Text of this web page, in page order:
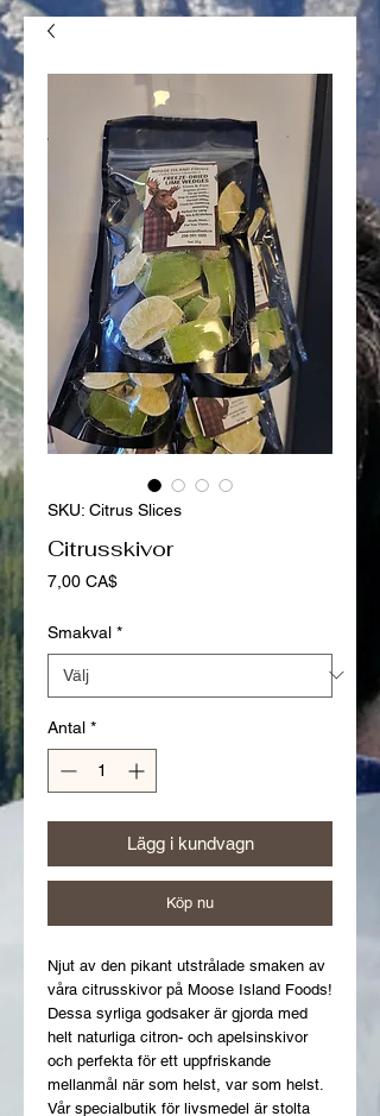
SKU: Citrus Slices
Citrusskivor
7,00 CA$Pris
Smakval *
Antal *
Lägg i kundvagn
Köp nu
Njut av den pikant utstrålade smaken av
våra citrusskivor på Moose Island Foods!
Dessa syrliga godsaker är gjorda med
helt naturliga citron- och apelsinskivor
och perfekta för ett uppfriskande
mellanmål när som helst, var som helst.
Vår specialbutik för livsmedel är stolta